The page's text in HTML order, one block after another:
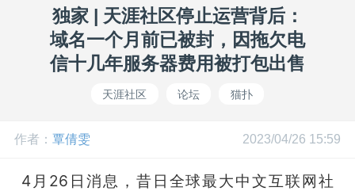
页
网
独家 | 天涯社区停止运营背后：
域名一个月前已被封，因拖欠电
信十几年服务器费用被打包出售
天涯社区 论坛 猫扑
作者： 覃倩雯 2023/04/26 15:59
4月26日消息，昔日全球最大中文互联网社